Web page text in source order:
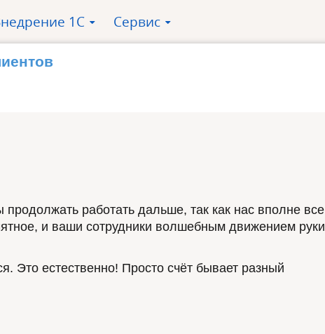
1С Сервис
работать дальше, так как нас вполне все
и ваши сотрудники волшебным движением руки
Это естественно! Просто счёт бывает разный